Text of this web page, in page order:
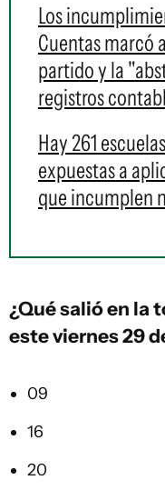
Los
Cuentas marcó
partido y la
registros
Hay 261
expuestas a
que incumplen
¿Qué salió en la
este viernes 29
09
16
20